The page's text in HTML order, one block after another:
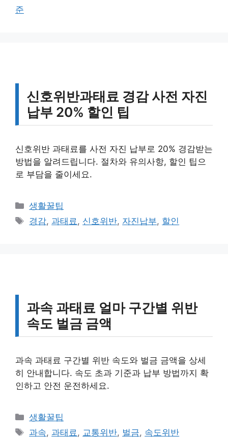
준
신호위반과태료 경감 사전 자진
납부 20% 할인 팁
신호위반 과태료를 사전 자진 납부로 20% 경감받는
방법을 알려드립니다. 절차와 유의사항, 할인 팁으
로 부담을 줄이세요.
카
테
생활꿀팁
태
경감, 과태료, 신호위반, 자진납부, 할인
과속 과태료 얼마 구간별 위반
속도 벌금 금액
과속 과태료 구간별 위반 속도와 벌금 금액을 상세
히 안내합니다. 속도 초과 기준과 납부 방법까지 확
인하고 안전 운전하세요.
카
테
생활꿀팁
태
과속, 과태료, 교통위반, 벌금, 속도위반